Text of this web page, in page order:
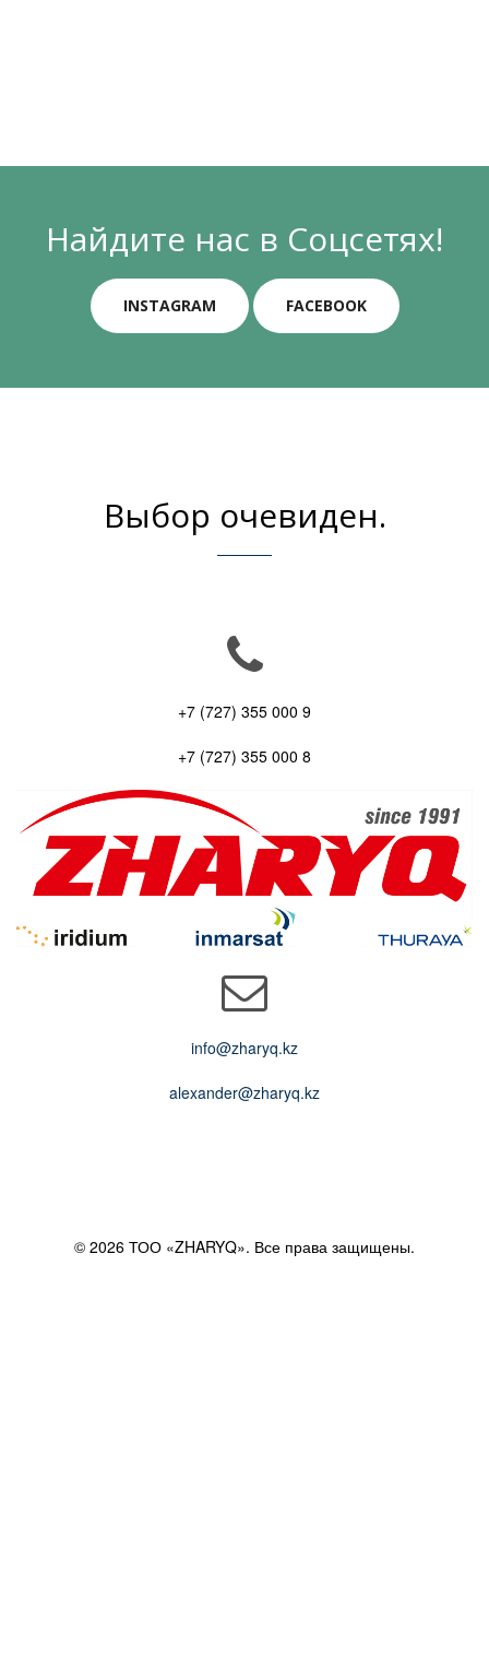
Найдите нас в Соцсетях!
INSTAGRAM FACEBOOK
Выбор очевиден.
+7 (727) 355 000 9
+7 (727) 355 000 8
info@zharyq.kz
alexander@zharyq.kz
© 2026 ТОО «ZHARYQ». Все права защищены.